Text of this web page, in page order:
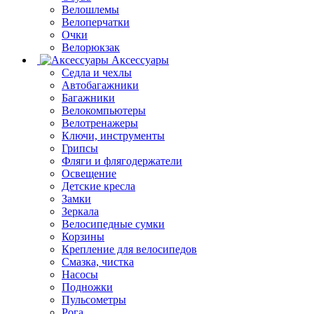
Велошлемы
Велоперчатки
Очки
Велорюкзак
Аксессуары
Седла и чехлы
Автобагажники
Багажники
Велокомпьютеры
Велотренажеры
Ключи, инструменты
Грипсы
Фляги и флягодержатели
Освещение
Детские кресла
Замки
Зеркала
Велосипедные сумки
Корзины
Крепление для велосипедов
Смазка, чистка
Насосы
Подножки
Пульсометры